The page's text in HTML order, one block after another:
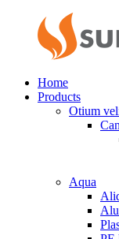
Home
Products
Otium
Aqua